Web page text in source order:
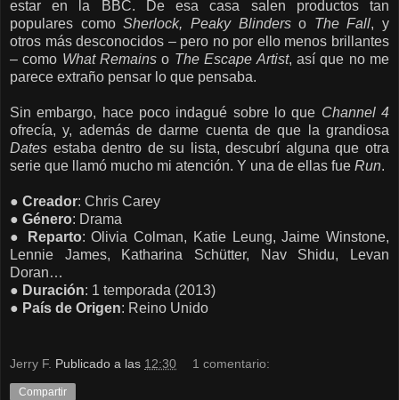
estar en la BBC. De esa casa salen productos tan
populares comoSherlock, Peaky Blinderso The Fall, y
otros más desconocidos – pero no por ello menos brillantes
– como What Remainso The Escape Artist, así que no me
parece extraño pensar lo que pensaba.
Sin embargo, hace poco indagué sobre lo que Channel 4
ofrecía, y, además de darme cuenta de que la grandiosa
Dates estaba dentro de su lista, descubrí alguna que otra
serie que llamó mucho mi atención. Y una de ellas fue Run.
● Creador: Chris Carey
● Género: Drama
●
Reparto: Olivia Colman, Katie Leung, Jaime Winstone,
Lennie James, Katharina Schütter, Nav Shidu, Levan
Doran…
● Duración: 1 temporada (2013)
● País de Origen: Reino Unido
Jerry F. Publicado a las 12:30 1 comentario:
Compartir